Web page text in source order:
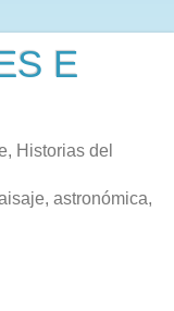
E
Historias del
astronómica,